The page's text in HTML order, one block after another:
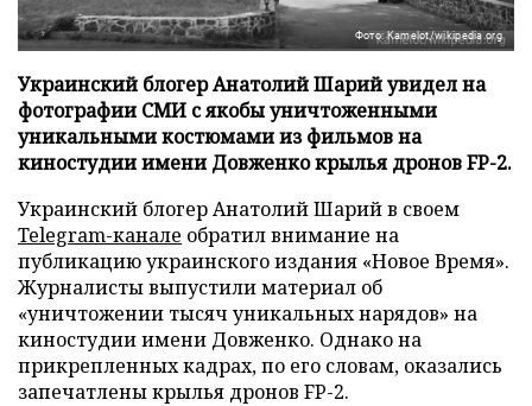
Фото: Kamelot/wikipedia.org
Украинский блогер Анатолий Шарий увидел на
фотографии СМИ с якобы уничтоженными
уникальными костюмами из фильмов на
киностудии имени Довженко крылья дронов FP-2.
Украинский блогер Анатолий Шарий в своем
Telegram-канале обратил внимание на
публикацию украинского издания «Новое Время».
Журналисты выпустили материал об
«уничтожении тысяч уникальных нарядов» на
киностудии имени Довженко. Однако на
прикрепленных кадрах, по его словам, оказались
запечатлены крылья дронов FP-2.